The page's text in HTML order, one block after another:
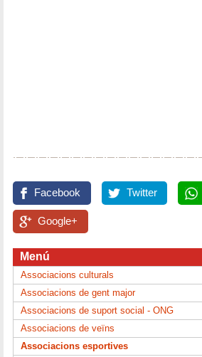
Facebook Twitter
Google+
Menú
Associacions culturals
Associacions de gent major
Associacions de suport social - ONG
Associacions de veïns
Associacions esportives